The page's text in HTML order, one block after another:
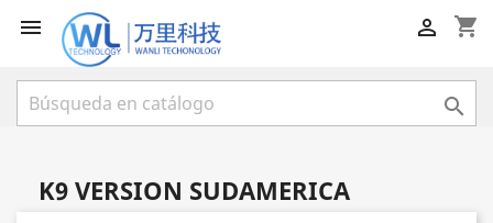
 shopping_cart


K9 VERSION SUDAMERICA